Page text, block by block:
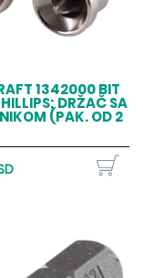
1342000 BIT
DRŽAČ SA
(PAK. OD 2